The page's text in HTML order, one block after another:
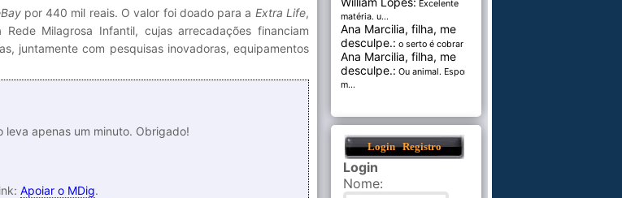
por 440 mil reais. O valor foi doado para a Extra Life,
Milagrosa Infantil, cujas arrecadações financiam
juntamente com pesquisas inovadoras, equipamentos
leva apenas um minuto. Obrigado!
Apoiar o MDig.
Excelente
matéria. u...
Ana Marcilia, filha, me
desculpe.: o serto é cobrar pel...
Ana Marcilia, filha, me
desculpe.: Ou animal. Esponja
m...
Login Registro
Login
Nome: